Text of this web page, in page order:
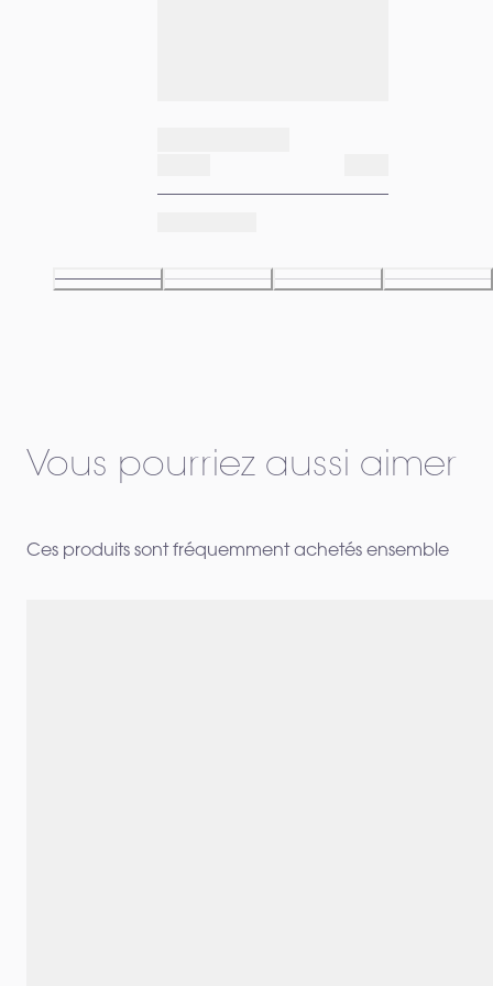
Vous pourriez aussi aimer
Ces produits sont fréquemment achetés ensemble